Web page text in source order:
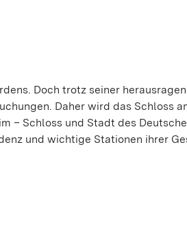
Doch trotz seiner
Daher wird das Schloss
– Schloss und Stadt des
und wichtige Stationen ihrer